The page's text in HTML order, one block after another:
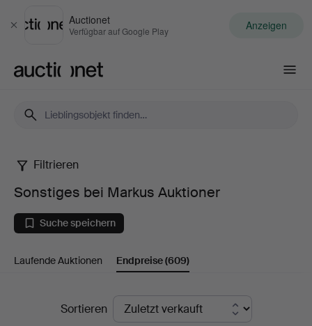
Schließen
Auctionet
Verfügbar auf Google Play Anzeigen
Sonstiges
bei
Markus
Auktioner
Filtrieren
Sonstiges bei Markus Auktioner
Suche speichern
Laufende Auktionen Endpreise(609)
EndpreiseSortieren